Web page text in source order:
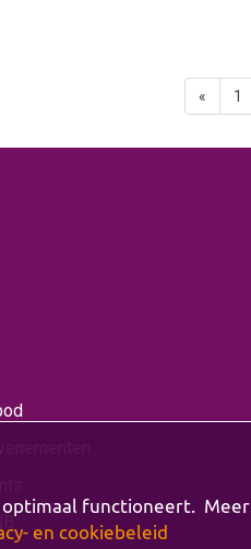
« 1
optimaal functioneert. Meer
en cookiebeleid